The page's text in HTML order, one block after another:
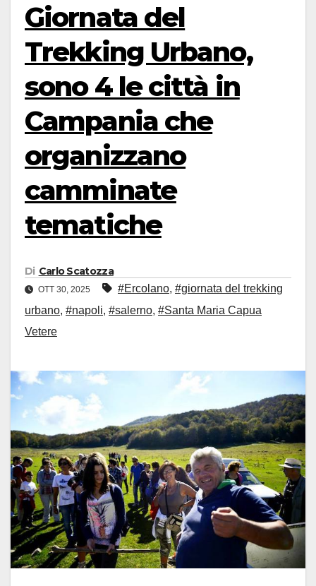
Giornata del
Trekking Urbano,
sono 4 le città in
Campania che
organizzano
camminate
tematiche
Di Carlo Scatozza
OTT 30, 2025 #Ercolano, #giornata del trekking
urbano, #napoli, #salerno, #Santa Maria Capua
Vetere